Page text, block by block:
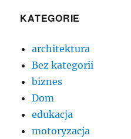
KATEGORIE
architektura
Bez kategorii
biznes
Dom
edukacja
motoryzacja